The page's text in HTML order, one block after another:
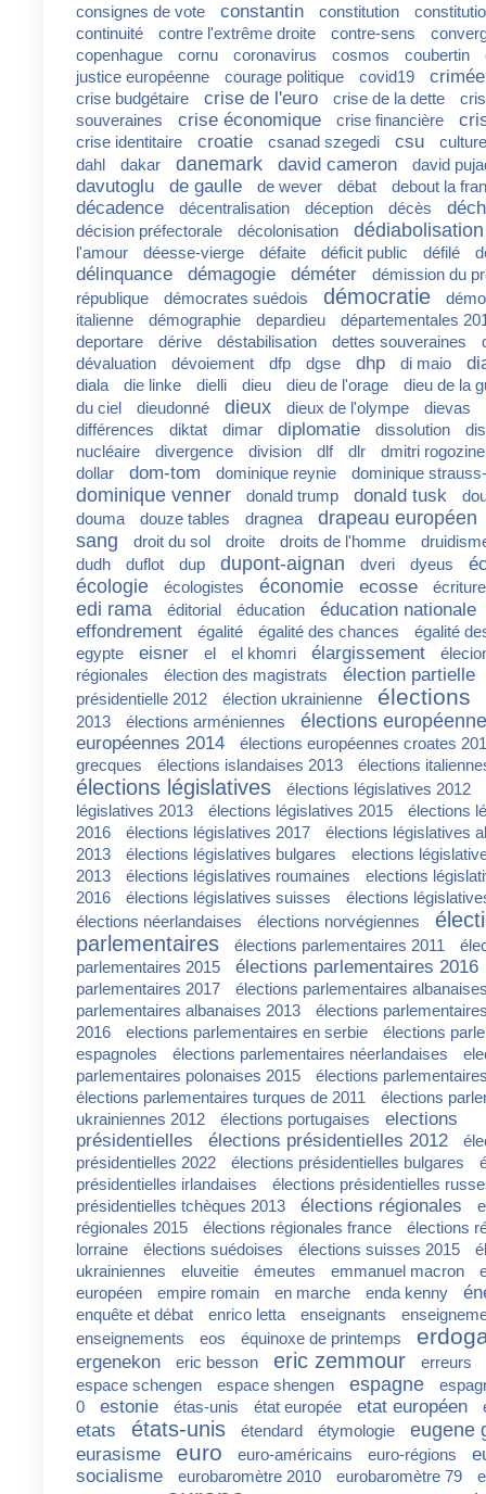
consignes de vote
constantin constitution
continuité
contre l'extrême droite contre-sens
copenhague
cornu coronavirus cosmos coubertin
justice européenne
courage politique covid19 crimée
crise budgétaire crise de l'euro crise de la dette
souveraines
crise économique crise financière
crise identitaire croatie csanad szegedi csu
culture
dahl
dakar danemark david cameron david
davutoglu de gaulle de wever débat debout la
décadence décentralisation déception décès
décision préfectorale décolonisation dédiabolisation
l'amour déesse-vierge défaite déficit public défilé
délinquance démagogie déméter
démission du
république
démocrates suédois démocratie
italienne
démographie depardieu
départementales
deportare
dérive déstabilisation dettes souveraines
dévaluation
dévoiement dfp dgse dhp di maio
diala die linke dielli dieu dieu de l'orage
dieu de la
du ciel
dieudonné dieux dieux de l'olympe
dievas
différences
diktat dimar diplomatie dissolution
nucléaire
divergence division dlf dlr
dmitri rogozine
dollar
dom-tom dominique reynie dominique
dominique venner donald trump donald tusk
douma
douze tables dragnea
drapeau européen
sang
droit du sol droite droits de l'homme
dudh
duflot dup dupont-aignan dveri dyeus
écologie écologistes économie ecosse écriture
edi rama éditorial éducation
éducation nationale
effondrement
égalité égalité des chances
égalité
egypte
eisner el el khomri élargissement
régionales
élection des magistrats élection partielle
présidentielle 2012 élection ukrainienne élections
2013 élections arméniennes élections
européennes 2014
élections européennes croates
grecques
élections islandaises 2013 élections
élections législatives
élections législatives 2012
législatives 2013
élections législatives 2015
élections
2016
élections législatives 2017
élections législatives
2013
élections législatives bulgares
elections
2013
élections législatives roumaines
elections
2016
élections législatives suisses
élections
élections néerlandaises
élections norvégiennes
parlementaires
élections parlementaires 2011
parlementaires 2015
élections parlementaires 2016
parlementaires 2017
élections parlementaires
parlementaires albanaises 2013
élections
2016
elections parlementaires en serbie
élections
espagnoles
élections parlementaires néerlandaises
parlementaires polonaises 2015
élections
élections parlementaires turques de 2011
élections
ukrainiennes 2012
élections portugaises
elections
présidentielles
élections présidentielles 2012
présidentielles 2022
élections présidentielles bulgares
présidentielles irlandaises
élections présidentielles
présidentielles tchèques 2013
élections régionales
régionales 2015
élections régionales france
élections
lorraine
élections suédoises élections suisses 2015
ukrainiennes
eluveitie émeutes emmanuel macron
européen
empire romain en marche enda kenny
enquête et débat enrico letta enseignants
enseignements
eos équinoxe de printemps
ergenekon eric besson eric zemmour
erreurs
espace schengen
espace shengen espagne
0
estonie étas-unis état europée etat européen
etats états-unis étendard étymologie eugene
eurasisme euro euro-américains euro-régions
socialisme
eurobaromètre 2010 eurobaromètre 79